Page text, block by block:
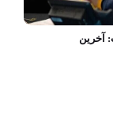
آخرین